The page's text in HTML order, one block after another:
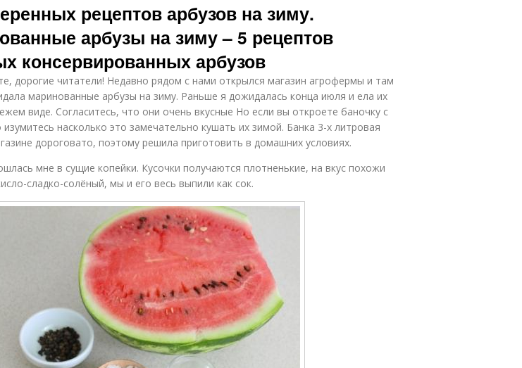
рецептов арбузов на зиму.
арбузы на зиму – 5 рецептов
консервированных арбузов
дорогие читатели! Недавно рядом с нами открылся магазин агрофермы и там
маринованные арбузы на зиму. Раньше я дожидалась конца июля и ела их
виде. Согласитесь, что они очень вкусные Но если вы откроете баночку с
насколько это замечательно кушать их зимой. Банка 3-х литровая
дороговато, поэтому решила приготовить в домашних условиях.
мне в сущие копейки. Кусочки получаются плотненькие, на вкус похожи
сладко-солёный, мы и его весь выпили как сок.